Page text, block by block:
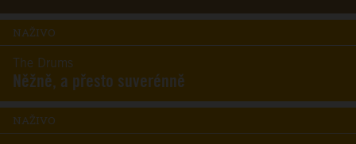
NAŽIVO
The Drums
Něžně, a přesto suverénně
NAŽIVO